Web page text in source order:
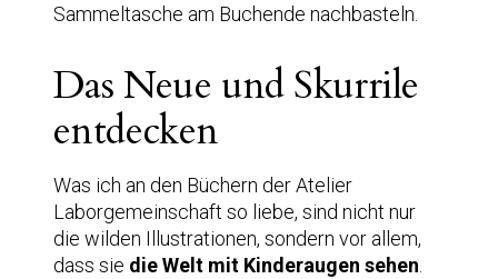
Sammeltasche am Buchende nachbasteln.
Das Neue und Skurrile
entdecken
Was ich an den Büchern der Atelier
Laborgemeinschaft so liebe, sind nicht nur
die wilden Illustrationen, sondern vor allem,
dass sie die Welt mit Kinderaugen sehen